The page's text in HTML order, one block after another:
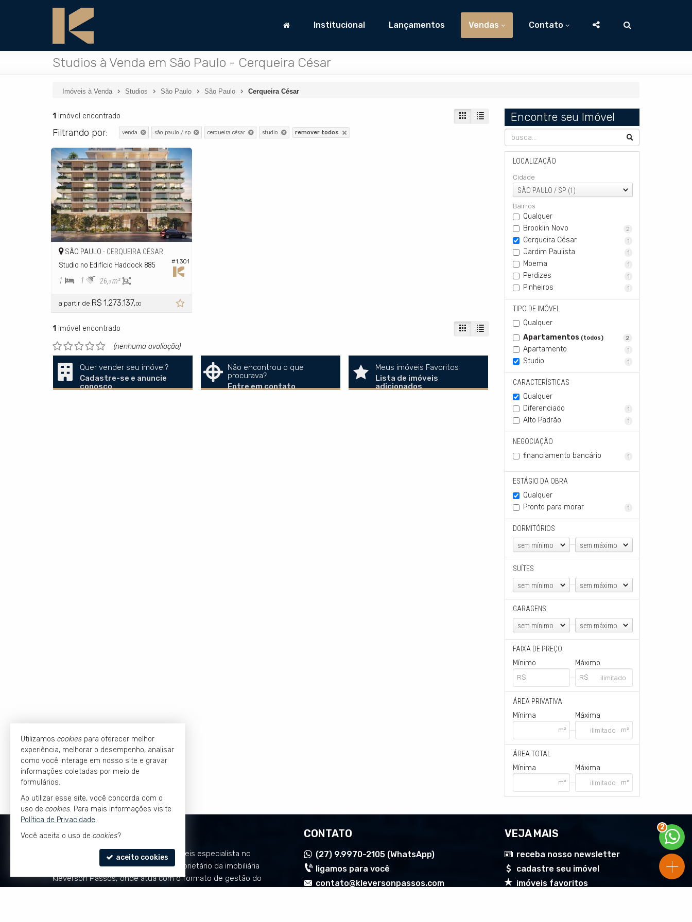
Institucional Lançamentos Vendas Contato
Studios à Venda em São Paulo - Cerqueira César
Imóveis à Venda Studios São Paulo São Paulo Cerqueira César
Encontre seu Imóvel
LOCALIZAÇÃO
Cidade
SÃO PAULO / SP (1)
Bairros
Qualquer
Brooklin Novo
2
Cerqueira César 1
Jardim Paulista 1
Moema 1
Perdizes 1
Pinheiros 1
TIPO DE IMÓVEL
Qualquer
Apartamentos (todos) 2
Apartamento 1
Studio 1
CARACTERÍSTICAS
Qualquer
Diferenciado
1
Alto Padrão 1
NEGOCIAÇÃO
financiamento bancário 1
ESTÁGIO DA OBRA
Qualquer
Pronto para morar
1
DORMITÓRIOS
sem mínimo sem máximo
SUÍTES
sem mínimo sem máximo
GARAGENS
sem mínimo sem máximo
FAIXA DE PREÇO
Mínimo Máximo
ÁREA PRIVATIVA
Mínima Máxima
ÁREA TOTAL
Mínima Máxima
1 imóvel encontrado
Filtrando por: venda são paulo / sp cerqueira césar studio remover todos
#1.301
SÃO PAULO - CERQUEIRA CÉSAR
Studio no Edifício Haddock 885
1 1 26,0m²
a partir de R$ 1.273.137,00
1 imóvel encontrado
(nenhuma avaliação)
Quer vender seu imóvel?
Cadastre-se e anuncie
conosco
Não encontrou o que
procurava?
Entre em contato
Meus imóveis Favoritos
Lista de imóveis
adicionados
KLEVERSON PASSOS
Kleverson Passos é Corretor de Imóveis especialista no
mercado de luxo e alto padrão. É proprietário da imobiliária
Kleverson Passos, onde atua com o formato de gestão do
CONTATO
(27)9.9970-2105 (WhatsApp)
ligamos para você
contato@kleversonpassos.com
VEJA MAIS
receba nosso newsletter
cadastre seu imóvel
imóveis favoritos
2
Utilizamos cookies para oferecer melhor
experiência, melhorar o desempenho, analisar
como você interage em nosso site e gravar
informações coletadas por meio de
formulários.
Ao utilizar esse site, você concorda com o
uso de cookies. Para mais informações visite
Política de Privacidade.
Você aceita o uso de cookies?
aceito cookies